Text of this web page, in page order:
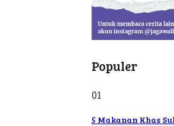
Populer
01
5 Makanan Khas